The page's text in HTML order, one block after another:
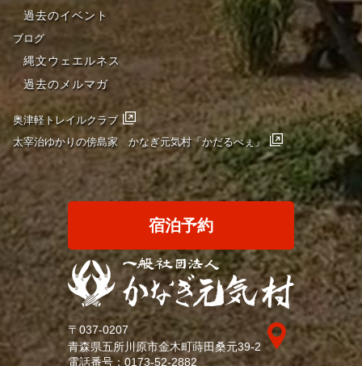
過去のイベント
ブログ
縄文ウェエルネス
過去のメルマガ
奥津軽トレイルクラブ
太宰治ゆかりの傍島家 かなぎ元気村「かだるべぇ」
宿泊予約
〒037-0207
青森県五所川原市金木町蒔田桑元39-2
電話番号： 0173-52-2882